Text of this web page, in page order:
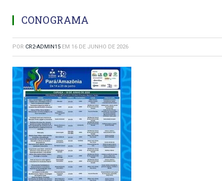
CONOGRAMA
POR CR2-ADMIN15 EM 16 DE JUNHO DE 2026